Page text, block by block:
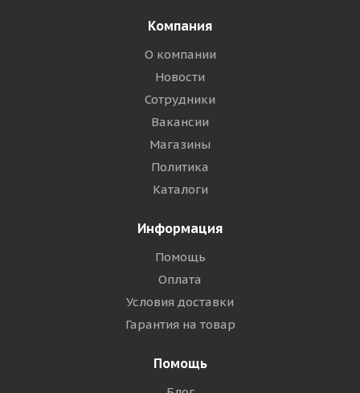
Компания
О компании
Новости
Сотрудники
Вакансии
Магазины
Политика
Каталоги
Информация
Помощь
Оплата
Условия доставки
Гарантия на товар
Помощь